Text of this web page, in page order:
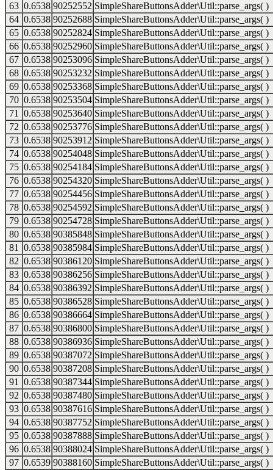
63 0.6538 90252552 SimpleShareButtonsAdder\Util::parse_args( )
64 0.6538 90252688 SimpleShareButtonsAdder\Util::parse_args( )
65 0.6538 90252824 SimpleShareButtonsAdder\Util::parse_args( )
66 0.6538 90252960 SimpleShareButtonsAdder\Util::parse_args( )
67 0.6538 90253096 SimpleShareButtonsAdder\Util::parse_args( )
68 0.6538 90253232 SimpleShareButtonsAdder\Util::parse_args( )
69 0.6538 90253368 SimpleShareButtonsAdder\Util::parse_args( )
70 0.6538 90253504 SimpleShareButtonsAdder\Util::parse_args( )
71
0.6538 90253640 SimpleShareButtonsAdder\Util::parse_args( )
72 0.6538 90253776 SimpleShareButtonsAdder\Util::parse_args( )
73 0.6538 90253912 SimpleShareButtonsAdder\Util::parse_args( )
74 0.6538 90254048 SimpleShareButtonsAdder\Util::parse_args( )
75 0.6538 90254184 SimpleShareButtonsAdder\Util::parse_args( )
76 0.6538 90254320 SimpleShareButtonsAdder\Util::parse_args( )
77 0.6538 90254456 SimpleShareButtonsAdder\Util::parse_args( )
78 0.6538 90254592 SimpleShareButtonsAdder\Util::parse_args( )
79 0.6538 90254728 SimpleShareButtonsAdder\Util::parse_args( )
80 0.6538 90385848 SimpleShareButtonsAdder\Util::parse_args( )
81
0.6538 90385984 SimpleShareButtonsAdder\Util::parse_args( )
82 0.6538 90386120 SimpleShareButtonsAdder\Util::parse_args( )
83 0.6538 90386256 SimpleShareButtonsAdder\Util::parse_args( )
84 0.6538 90386392 SimpleShareButtonsAdder\Util::parse_args( )
85 0.6538 90386528 SimpleShareButtonsAdder\Util::parse_args( )
86 0.6538 90386664 SimpleShareButtonsAdder\Util::parse_args( )
87 0.6538 90386800 SimpleShareButtonsAdder\Util::parse_args( )
88 0.6538 90386936 SimpleShareButtonsAdder\Util::parse_args( )
89 0.6538 90387072 SimpleShareButtonsAdder\Util::parse_args( )
90 0.6538 90387208 SimpleShareButtonsAdder\Util::parse_args( )
91
0.6538 90387344 SimpleShareButtonsAdder\Util::parse_args( )
92 0.6538 90387480 SimpleShareButtonsAdder\Util::parse_args( )
93 0.6538 90387616 SimpleShareButtonsAdder\Util::parse_args( )
94 0.6538 90387752 SimpleShareButtonsAdder\Util::parse_args( )
95 0.6538 90387888 SimpleShareButtonsAdder\Util::parse_args( )
96 0.6538 90388024 SimpleShareButtonsAdder\Util::parse_args( )
97 0.6539 90388160 SimpleShareButtonsAdder\Util::parse_args( )